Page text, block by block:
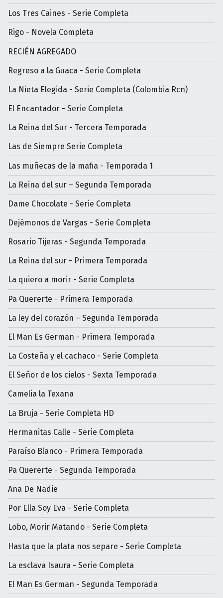
Los Tres Caines - Serie Completa
Rigo - Novela Completa
RECIÉN AGREGADO
Regreso a la Guaca - Serie Completa
La Nieta Elegida - Serie Completa (Colombia Rcn)
El Encantador - Serie Completa
La Reina del Sur - Tercera Temporada
Las de Siempre Serie Completa
Las muñecas de la mafia - Temporada 1
La Reina del sur – Segunda Temporada
Dame Chocolate - Serie Completa
Dejémonos de Vargas - Serie Completa
Rosario Tijeras - Segunda Temporada
La Reina del sur - Primera Temporada
La quiero a morir - Serie Completa
Pa Quererte - Primera Temporada
La ley del corazón – Segunda Temporada
El Man Es German - Primera Temporada
La Costeña y el cachaco - Serie Completa
El Señor de los cielos - Sexta Temporada
Camelia la Texana
La Bruja - Serie Completa HD
Hermanitas Calle - Serie Completa
Paraíso Blanco - Primera Temporada
Pa Quererte - Segunda Temporada
Ana De Nadie
Por Ella Soy Eva - Serie Completa
Lobo, Morir Matando - Serie Completa
Hasta que la plata nos separe - Serie Completa
La esclava Isaura - Serie Completa
El Man Es German - Segunda Temporada